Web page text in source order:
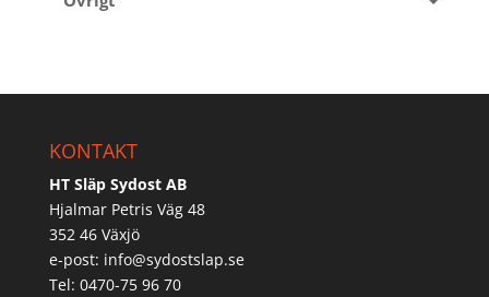
KONTAKT
HT Släp Sydost AB
Hjalmar Petris Väg 48
352 46 Växjö
e-post: info@sydostslap.se
Tel: 0470-75 96 70